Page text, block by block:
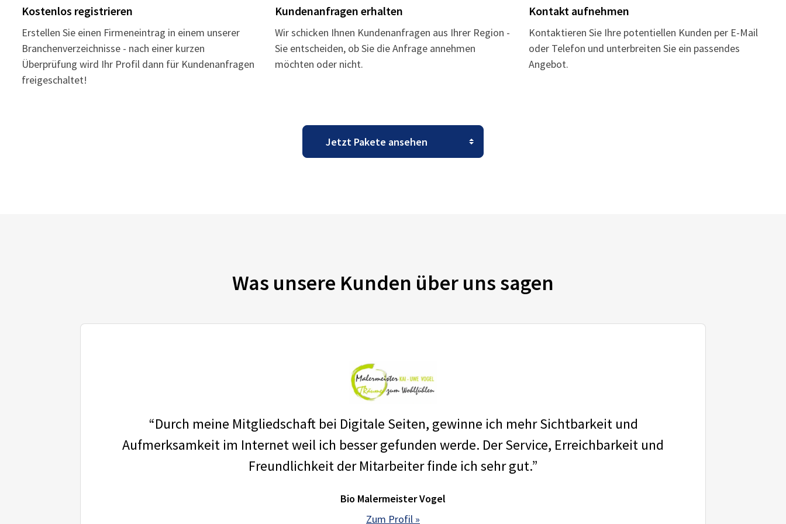
Kostenlos registrieren
Erstellen Sie einen Firmeneintrag in einem unserer
Branchenverzeichnisse - nach einer kurzen
Überprüfung wird Ihr Profil dann für Kundenanfragen
freigeschaltet!
Kundenanfragen erhalten
Wir schicken Ihnen Kundenanfragen aus Ihrer Region -
Sie entscheiden, ob Sie die Anfrage annehmen
möchten oder nicht.
Kontakt aufnehmen
Kontaktieren Sie Ihre potentiellen Kunden per E-Mail
oder Telefon und unterbreiten Sie ein passendes
Angebot.
Was unsere Kunden über uns sagen
“Durch meine Mitgliedschaft bei Digitale Seiten, gewinne ich mehr Sichtbarkeit und
Aufmerksamkeit im Internet weil ich besser gefunden werde. Der Service, Erreichbarkeit und
Freundlichkeit der Mitarbeiter finde ich sehr gut.”
Bio Malermeister Vogel
Zum Profil »